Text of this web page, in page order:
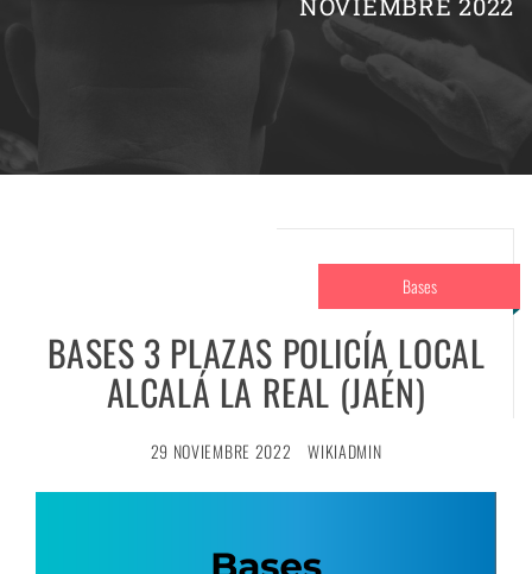
Bases
BASES 3 PLAZAS POLICÍA LOCAL
ALCALÁ LA REAL (JAÉN)
29 NOVIEMBRE 2022 WIKIADMIN